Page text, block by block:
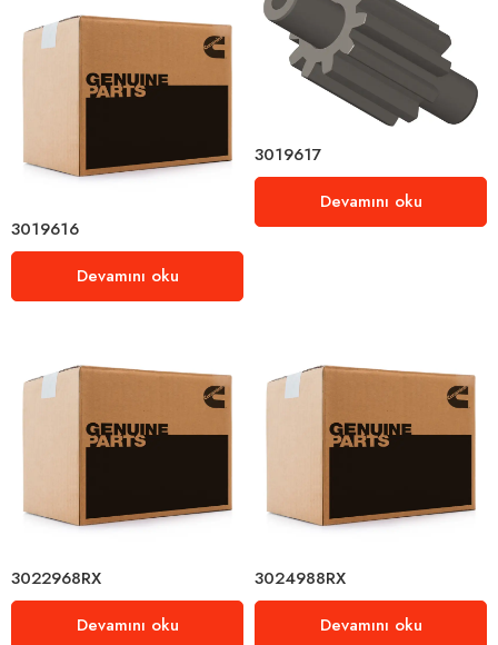
3019616
Devamını oku
3019617
Devamını oku
3022968RX
Devamını oku
3024988RX
Devamını oku